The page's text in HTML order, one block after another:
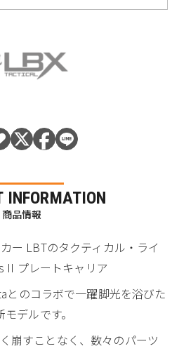
INFORMATION
商品情報
ー LBTのタクティカル・ライ
II プレートキャリア
とのコラボで一躍脚光を浴びた
デルです。
崩すことなく、数々のパーツ